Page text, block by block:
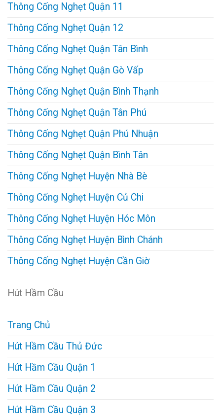
Thông Cống Nghẹt Quận 11
Thông Cống Nghẹt Quận 12
Thông Cống Nghẹt Quận Tân Bình
Thông Cống Nghẹt Quận Gò Vấp
Thông Cống Nghẹt Quận Bình Thạnh
Thông Cống Nghẹt Quận Tân Phú
Thông Cống Nghẹt Quận Phú Nhuận
Thông Cống Nghẹt Quận Bình Tân
Thông Cống Nghẹt Huyện Nhà Bè
Thông Cống Nghẹt Huyện Củ Chi
Thông Cống Nghẹt Huyện Hóc Môn
Thông Cống Nghẹt Huyện Bình Chánh
Thông Cống Nghẹt Huyện Cần Giờ
Hút Hầm Cầu
Trang Chủ
Hút Hầm Cầu Thủ Đức
Hút Hầm Cầu Quận 1
Hút Hầm Cầu Quận 2
Hút Hầm Cầu Quận 3